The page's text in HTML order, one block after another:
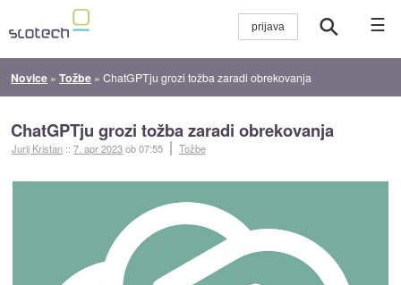
☰
Novice »Tožbe »ChatGPTju grozi tožba zaradi obrekovanja
ChatGPTju grozi tožba zaradi obrekovanja
Jurij Kristan ::7. apr 2023ob 07:55 Tožbe